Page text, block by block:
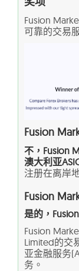
Fusion
可靠的交易
Fusion
不，Fusion
澳大利亚
注册在离岸
Fusion
是的，
Fusion
Limited的交
亚金融服务
务。